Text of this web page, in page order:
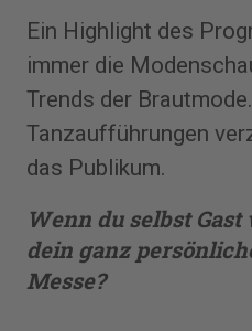
Ein Highlight des
immer die
Trends der
Tanzaufführungen
das Publikum.
Wenn du selbst
dein ganz
Messe?